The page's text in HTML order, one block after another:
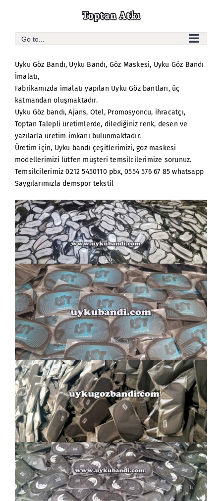
Go to...
Uyku Göz Bandı, Uyku Bandı, Göz Maskesi, Uyku Göz Bandı
İmalatı,
Fabrikamızda imalatı yapılan Uyku Göz bantları, üç
katmandan oluşmaktadır.
Uyku Göz bandı, Ajans, Otel, Promosyoncu, ihracatçı,
Toptan Talepli üretimlerde, dilediğiniz renk, desen ve
yazılarla üretim imkanı bulunmaktadır.
Üretim için, Uyku bandı çeşitlerimizi, göz maskesi
modellerimizi lütfen müşteri temsilcilerimize sorunuz.
Temsilcilerimiz 0212 5450110 pbx, 0554 576 67 85 whatsapp
Saygılarımızla demspor tekstil